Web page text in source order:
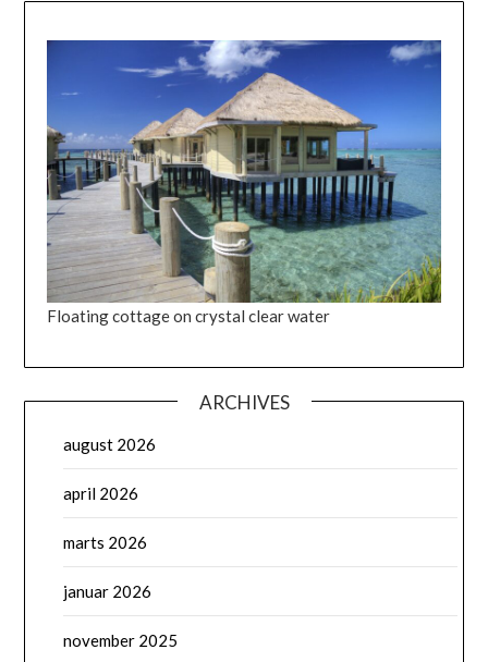
Floating cottage on crystal clear water
ARCHIVES
august 2026
april 2026
marts 2026
januar 2026
november 2025